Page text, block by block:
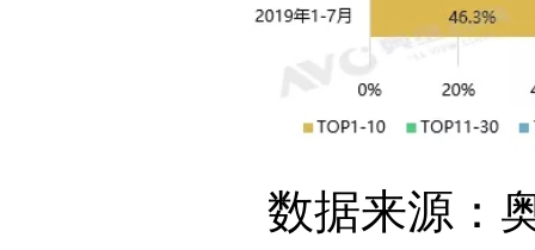
数据来源：奥